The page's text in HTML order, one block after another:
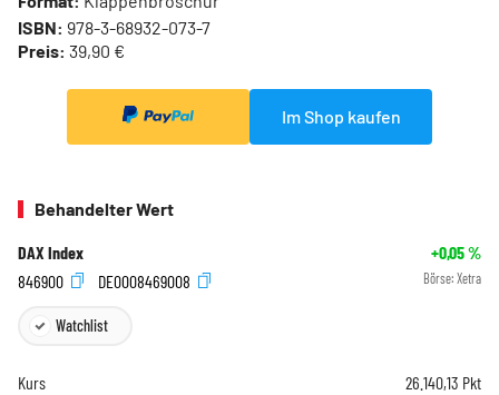
ISBN: 978-3-68932-073-7
Preis: 39,90 €
Im Shop kaufen
Behandelter Wert
DAX Index +0,05%
846900
DE0008469008 Börse: Xetra
Watchlist
Kurs 26.140,13 Pkt